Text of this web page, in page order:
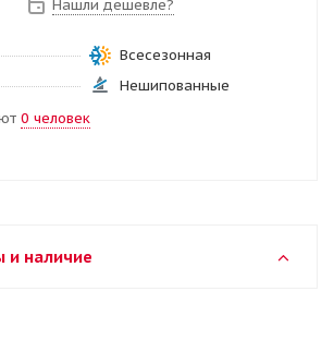
Нашли дешевле?
Всесезонная
Нешипованные
0 человек
и наличие